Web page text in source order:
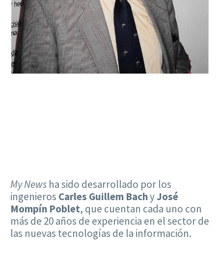
My News ha sido desarrollado por los
ingenieros Carles Guillem BachyJosé
Mompín Poblet, que cuentan cada uno con
más de 20 años de experiencia en el sector de
las nuevas tecnologías de la información.